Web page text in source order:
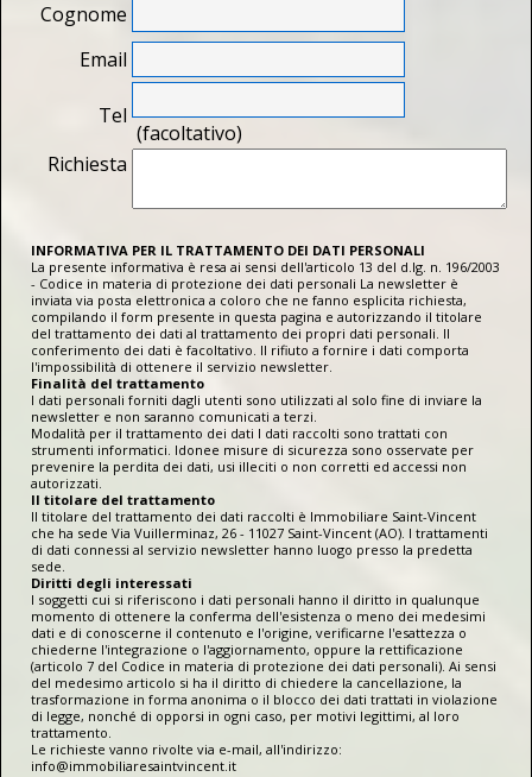
Cognome
Email
Tel
(facoltativo)
Richiesta
INFORMATIVA PER IL TRATTAMENTO DEI DATI PERSONALI
La presente informativa è resa ai sensi dell'articolo 13 del d.lg. n. 196/2003
- Codice in materia di protezione dei dati personali La newsletter è
inviata via posta elettronica a coloro che ne fanno esplicita richiesta,
compilando il form presente in questa pagina e autorizzando il titolare
del trattamento dei dati al trattamento dei propri dati personali. Il
conferimento dei dati è facoltativo. Il rifiuto a fornire i dati comporta
l'impossibilità di ottenere il servizio newsletter.
Finalità del trattamento
I dati personali forniti dagli utenti sono utilizzati al solo fine di inviare la
newsletter e non saranno comunicati a terzi.
Modalità per il trattamento dei dati I dati raccolti sono trattati con
strumenti informatici. Idonee misure di sicurezza sono osservate per
prevenire la perdita dei dati, usi illeciti o non corretti ed accessi non
autorizzati.
Il titolare del trattamento
Il titolare del trattamento dei dati raccolti è Immobiliare Saint-Vincent
che ha sede Via Vuillerminaz, 26 - 11027 Saint-Vincent (AO). I trattamenti
di dati connessi al servizio newsletter hanno luogo presso la predetta
sede.
Diritti degli interessati
I soggetti cui si riferiscono i dati personali hanno il diritto in qualunque
momento di ottenere la conferma dell'esistenza o meno dei medesimi
dati e di conoscerne il contenuto e l'origine, verificarne l'esattezza o
chiederne l'integrazione o l'aggiornamento, oppure la rettificazione
(articolo 7 del Codice in materia di protezione dei dati personali). Ai sensi
del medesimo articolo si ha il diritto di chiedere la cancellazione, la
trasformazione in forma anonima o il blocco dei dati trattati in violazione
di legge, nonché di opporsi in ogni caso, per motivi legittimi, al loro
trattamento.
Le richieste vanno rivolte via e-mail, all'indirizzo:
info@immobiliaresaintvincent.it